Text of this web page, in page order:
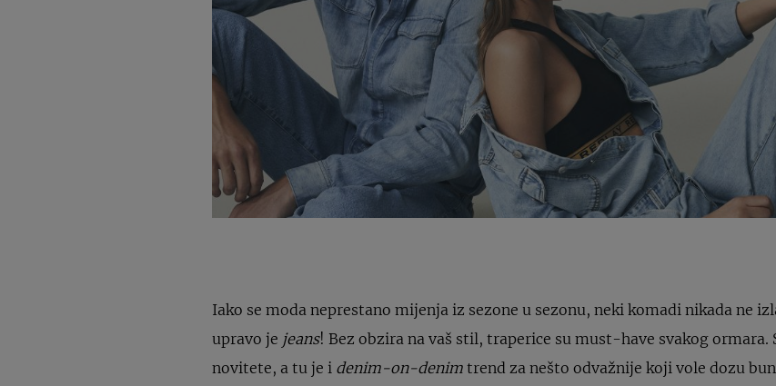
Iako se moda neprestano mijenja iz sezone u sezonu, neki komadi nikada ne
upravo je jeans! Bez obzira na vaš stil, traperice su must-have svakog ormara.
novitete, a tu je i denim-on-denimtrend za nešto odvažnije koji vole dozu